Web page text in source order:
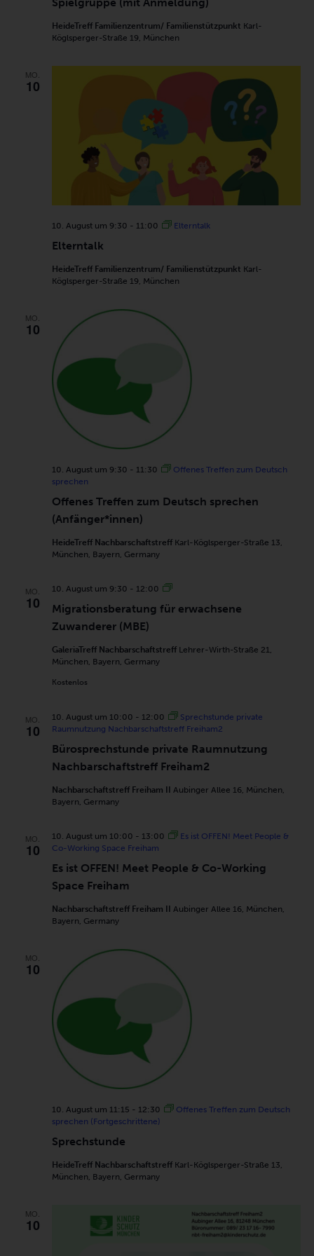
HeideTreff Familienzentrum/ Familienstützpunkt Karl-
Köglsperger-Straße 19, München
MO.
10
Elterntalk
10. August um 9:30 - 11:00 Elterntalk
HeideTreff Familienzentrum/ Familienstützpunkt Karl-
Köglsperger-Straße 19, München
MO.
10
Offenes Treffen zum Deutsch sprechen
(Anfänger*innen)
10. August um 9:30 - 11:30
Offenes Treffen zum Deutsch
sprechen
HeideTreff Nachbarschaftstreff Karl-Köglsperger-Straße 13,
München, Bayern, Germany
MO.
10
Migrationsberatung für erwachsene
Zuwanderer (MBE)
10. August um 9:30 - 12:00
Migrationsberatung
erwachsene
GaleriaTreff Nachbarschaftstreff Lehrer-Wirth-Straße 21,
München, Bayern, Germany
Kostenlos
MO.
10
Bürosprechstunde private Raumnutzung
Nachbarschaftstreff Freiham2
10. August um 10:00 - 12:00
Sprechstunde private
Raumnutzung Nachbarschaftstreff Freiham2
Nachbarschaftstreff Freiham II Aubinger Allee 16, München,
Bayern, Germany
MO.
10
Es ist OFFEN! Meet People & Co-Working
Space Freiham
10. August um 10:00 - 13:00
Es ist OFFEN! Meet People &
Co-Working Space Freiham
Nachbarschaftstreff Freiham II Aubinger Allee 16, München,
Bayern, Germany
MO.
10
Sprechstunde
10. August um 11:15 - 12:30
Offenes Treffen zum Deutsch
sprechen (Fortgeschrittene)
HeideTreff Nachbarschaftstreff Karl-Köglsperger-Straße 13,
München, Bayern, Germany
MO.
10